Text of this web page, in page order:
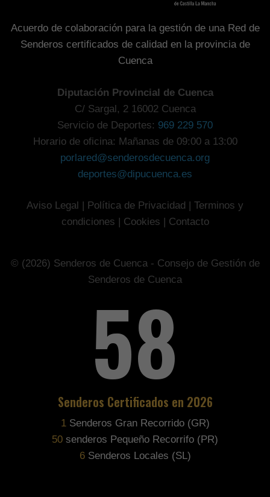
Acuerdo de colaboración para la gestión de una Red de
Senderos certificados de calidad en la provincia de
Cuenca
Diputación Provincial de Cuenca
C/ Sargal, 2 16002 Cuenca
Servicio de Deportes: 969 229 570
Horario de oficina: Mañanas de 09:00 a 13:00
porlared@senderosdecuenca.org
deportes@dipucuenca.es
Aviso Legal Política de Privacidad
Terminos y
condiciones
Cookies Contacto
© (2026) Senderos de Cuenca - Consejo de Gestión de
Senderos de Cuenca
76
Senderos Certificados en 2026
1Senderos Gran Recorrido (GR)
65 senderos Pequeño Recorrifo (PR)
8Senderos Locales (SL)